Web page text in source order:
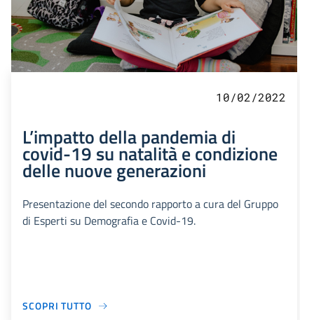
10/02/2022
L’impatto della pandemia di
covid-19 su natalità e condizione
delle nuove generazioni
Presentazione del secondo rapporto a cura del Gruppo
di Esperti su Demografia e Covid-19.
SCOPRI TUTTO